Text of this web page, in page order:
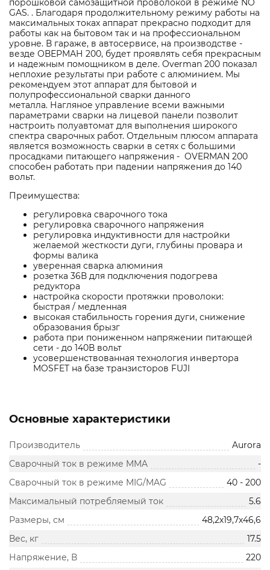
порошковой самозащитной проволокой в режиме NO
GAS. . Благодаря продолжительному режиму работы на
максимальных токах аппарат прекрасно подходит для
работы как на бытовом так и на профессиональном
уровне. В гараже, в автосервисе, на производстве -
везде ОВЕРМАН 200, будет проявлять себя прекрасным
и надежным помощником в деле. Overman 200 показал
неплохие результаты при работе с алюминием. Мы
рекомендуем этот аппарат для бытовой и
полупрофессиональной сварки данного
металла. Нагляное управление всеми важными
параметрами сварки на лицевой панели позволит
настроить полуавтомат для выполнения широкого
спектра сварочных работ. Отдельным плюсом аппарата
является возможность сварки в сетях с большими
просадками питающего напряжения - OVERMAN 200
способен работать при падении напряжения до 140
вольт.
Преимущества:
регулировка сварочного тока
регулировка сварочного напряжения
регулировка индуктивности для настройки
желаемой жесткости дуги, глубины провара и
формы валика
уверенная сварка алюминия
розетка 36В для подключения подогрева
редуктора
настройка скорости протяжки проволоки:
быстрая / медленная
высокая стабильность горения дуги, снижение
образования брызг
работа при пониженном напряжении питающей
сети - до 140В вольт
усовершенствованная технология инвертора
MOSFET на базе транзисторов FUJI
Основные характеристики
Производитель
Aurora
Сварочный ток в режиме MMA
-
Сварочный ток в режиме MIG/MAG
40 - 200
Максимальный потребляемый ток
5.6
Размеры, см
48,2х19,7х46,6
Вес, кг
17.5
Напряжение, В
220